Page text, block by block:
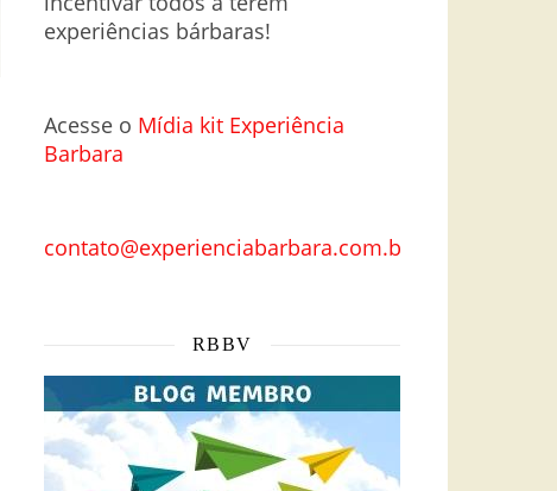
experiências bárbaras!
Acesse o Mídia kit Experiência
Barbara
contato@experienciabarbara.com.br
RBBV